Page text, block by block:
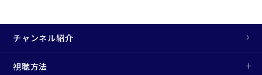
チャンネル紹介
視聴方法